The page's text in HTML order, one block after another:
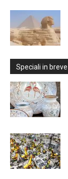
Speciali in breve